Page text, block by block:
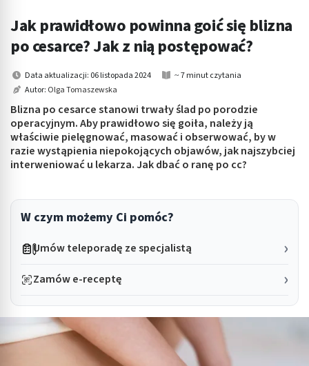
Jak prawidłowo powinna goić się blizna
po cesarce? Jak z nią postępować?
Data aktualizacji: 06 listopada 2024
~ 7 minut czytania
Autor: Olga Tomaszewska
Blizna po cesarce stanowi trwały ślad po porodzie
operacyjnym. Aby prawidłowo się goiła, należy ją
właściwie pielęgnować, masować i obserwować, by w
razie wystąpienia niepokojących objawów, jak najszybciej
interweniować u lekarza. Jak dbać o ranę po cc?
W czym możemy Ci pomóc?
Umów teleporadę ze specjalistą
Zamów e-receptę